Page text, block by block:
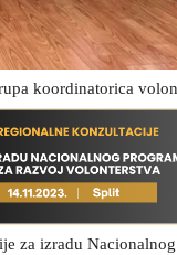
koordinatorica
za izradu